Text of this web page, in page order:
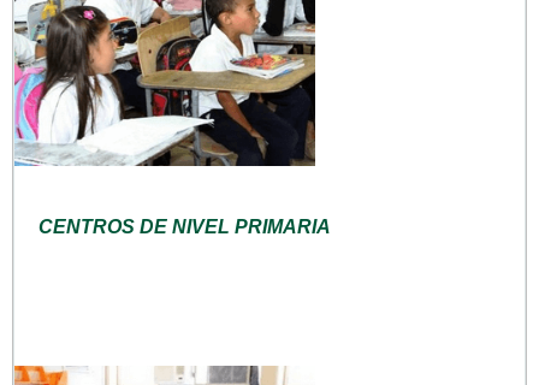
CENTROS DE NIVEL PRIMARIA